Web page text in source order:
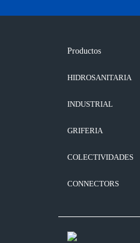
Productos
HIDROSANITARIA
INDUSTRIAL
GRIFERIA
COLECTIVIDADES
CONNECTORS